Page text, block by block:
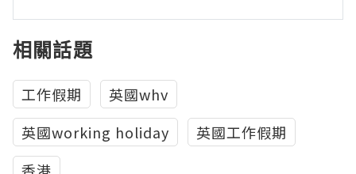
相關話題
工作假期
英國whv
英國working holiday
英國工作假期